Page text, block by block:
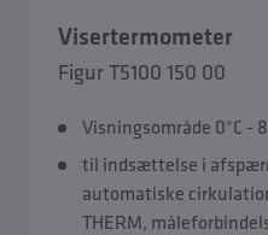
Visertermometer
Figur T5100 150 00
Visningsområde 0°C -
til indsættelse i
automatiske
THERM,